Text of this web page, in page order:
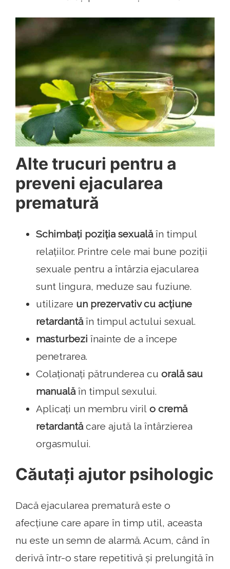
Alte trucuri pentru a
preveni ejacularea
prematură
Schimbați poziția sexualăîn timpul
relațiilor. Printre cele mai bune poziții
sexuale pentru a întârzia ejacularea
sunt lingura, meduze sau fuziune.
utilizare un prezervativ cu acțiune
retardantăîn timpul actului sexual.
masturbezi înainte de a începe
penetrarea.
Colaționați pătrunderea cu orală sau
manualăîn timpul sexului.
Aplicați un membru viril o cremă
retardantăcare ajută la întârzierea
orgasmului.
Căutați ajutor psihologic
Dacă ejacularea prematură este o
afecțiune care apare în timp util, aceasta
nu este un semn de alarmă. Acum, când în
derivă într-o stare repetitivă și prelungită în